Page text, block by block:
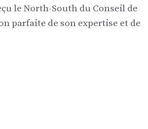
le North-South du Conseil de
parfaite de son expertise et de